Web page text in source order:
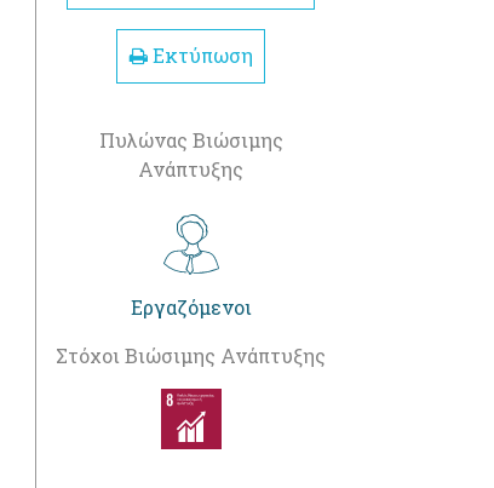
Εκτύπωση
Πυλώνας Βιώσιμης
Ανάπτυξης
Εργαζόμενοι
Στόχοι Βιώσιμης Ανάπτυξης